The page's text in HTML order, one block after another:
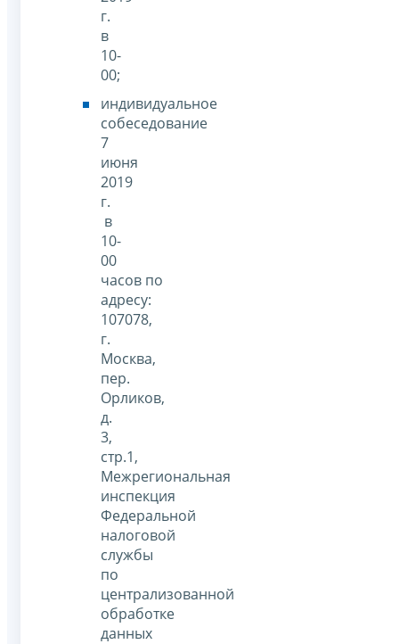
г.
в
10-
00;
индивидуальное
собеседование
7
июня
2019
г.
в
10-
00
часов по
адресу:
107078,
г.
Москва,
пер.
Орликов,
д.
3,
стр.1,
Межрегиональная
инспекция
Федеральной
налоговой
службы
по
централизованной
обработке
данных